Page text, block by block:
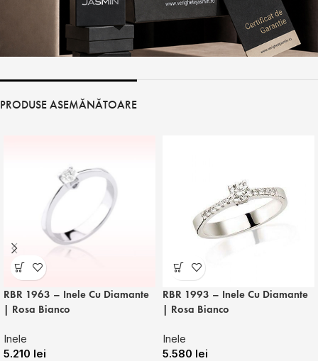
PRODUSE ASEMĂNĂTOARE
RBR 1963 – Inele Cu Diamante
| Rosa Bianco
Inele
5.210 lei
RBR 1993 – Inele Cu Diamante
| Rosa Bianco
Inele
5.580 lei